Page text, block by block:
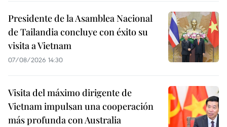
Presidente de la Asamblea Nacional
de Tailandia concluye con éxito su
visita a Vietnam
07/08/2026 14:30
Visita del máximo dirigente de
Vietnam impulsan una cooperación
más profunda con Australia